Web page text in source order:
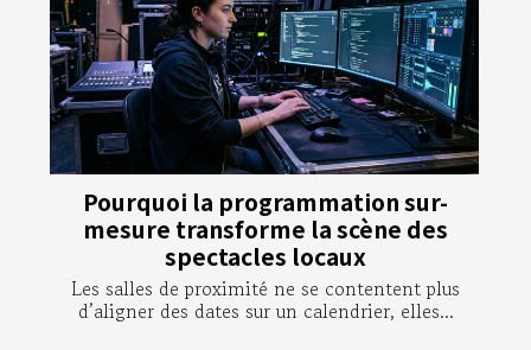
Pourquoi la programmation sur-
mesure transforme la scène des
spectacles locaux
Les salles de proximité ne se contentent plus
d’aligner des dates sur un calendrier, elles...